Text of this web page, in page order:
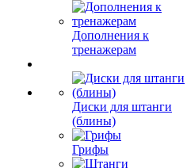
Дополнения к
тренажерам
Диски для штанги
(блины)
Грифы